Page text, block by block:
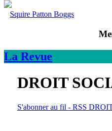
Squire Patton Boggs
La Revue
DROIT
S'abonner au fil - RSS